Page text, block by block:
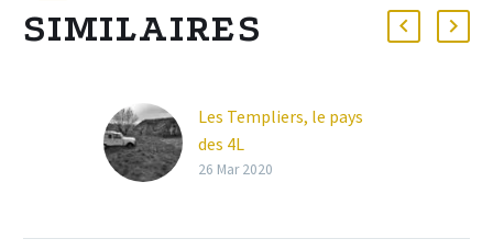
SIMILAIRES
Les Templiers, le pays
des 4L
LES TEMPLIERS, LE PAYS
26 Mar 2020